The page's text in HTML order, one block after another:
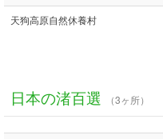
天狗高原自然休養村
日本の渚百選 （3ヶ所）